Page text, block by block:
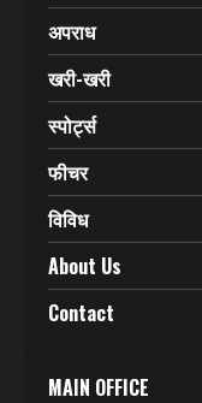
अपराध
खरी-खरी
स्पोर्ट्स
फीचर
विविध
About Us
Contact
MAIN OFFICE